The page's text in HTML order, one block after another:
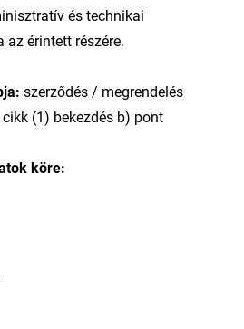
és technikai
érintett részére.
szerződés / megrendelés
(1) bekezdés b) pont
köre: